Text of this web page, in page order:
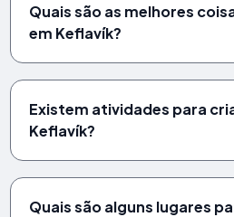
Quais são as melhores
em Keflavík?
Existem atividades para
Keflavík?
Quais são alguns lugares